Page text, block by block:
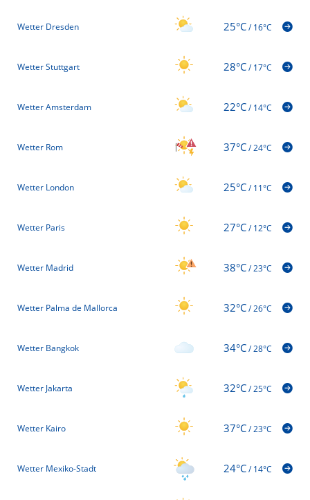
Wetter Dresden 25°C/16°C
Wetter Stuttgart 28°C/17°C
Wetter Amsterdam 22°C/14°C
Wetter Rom 37°C/24°C
Wetter London 25°C/11°C
Wetter Paris 27°C/12°C
Wetter Madrid 38°C/23°C
Wetter Palma de Mallorca 32°C/26°C
Wetter Bangkok 34°C/28°C
Wetter Jakarta 32°C/25°C
Wetter Kairo 37°C/23°C
Wetter Mexiko-Stadt 24°C/14°C